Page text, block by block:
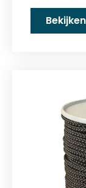
Bekijken